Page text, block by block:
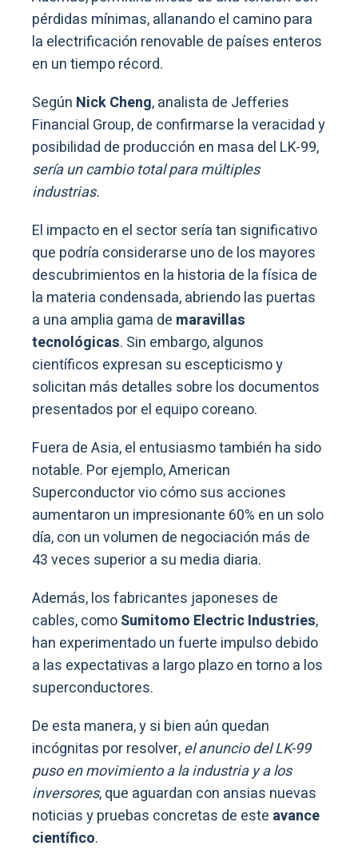
pérdidas mínimas, allanando el camino para
la electrificación renovable de países enteros
en un tiempo récord.
Según Nick Cheng, analista de Jefferies
Financial Group, de confirmarse la veracidad y
posibilidad de producción en masa del LK-99,
sería un cambio total para múltiples
industrias.
El impacto en el sector sería tan significativo
que podría considerarse uno de los mayores
descubrimientos en la historia de la física de
la materia condensada, abriendo las puertas
a una amplia gama de maravillas
tecnológicas. Sin embargo, algunos
científicos expresan su escepticismo y
solicitan más detalles sobre los documentos
presentados por el equipo coreano.
Fuera de Asia, el entusiasmo también ha sido
notable. Por ejemplo, American
Superconductor vio cómo sus acciones
aumentaron un impresionante 60% en un solo
día, con un volumen de negociación más de
43 veces superior a su media diaria.
Además, los fabricantes japoneses de
cables, comoSumitomo Electric Industries,
han experimentado un fuerte impulso debido
a las expectativas a largo plazo en torno a los
superconductores.
De esta manera, y si bien aún quedan
incógnitas por resolver,el anuncio del LK-99
puso en movimiento a la industria y a los
inversores, que aguardan con ansias nuevas
noticias y pruebas concretas de este avance
científico.